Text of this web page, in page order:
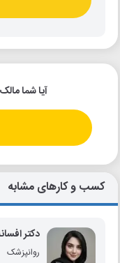
آیا شما
کسب و کارهای مشابه
دکتر
روانپزشک